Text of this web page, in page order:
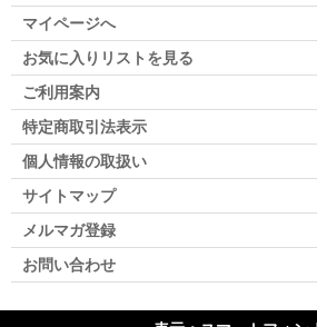
マイページへ
お気に入りリストを見る
ご利用案内
特定商取引法表示
個人情報の取扱い
サイトマップ
メルマガ登録
お問い合わせ